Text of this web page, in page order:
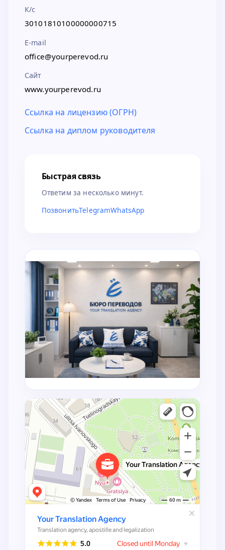
К/с
30101810100000000715
E-mail
office@yourperevod.ru
Сайт
www.yourperevod.ru
Ссылка на лицензию (ОГРН)
Ссылка на диплом руководителя
Быстрая связь
Ответим за несколько минут.
ПозвонитьTelegramWhatsApp
Бюро переводов Ё
Бюро переводов в Ростове-на-Дону
Апостиль и легализация документов в Ростове-на-Дону